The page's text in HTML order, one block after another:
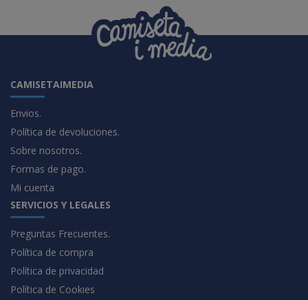
CAMISETAIMEDIA
Envios.
Política de devoluciones.
Sobre nosotros.
Formas de pago.
Mi cuenta
SERVICIOS Y LEGALES
Preguntas Frecuentes.
Política de compra
Política de privacidad
Política de Cookies